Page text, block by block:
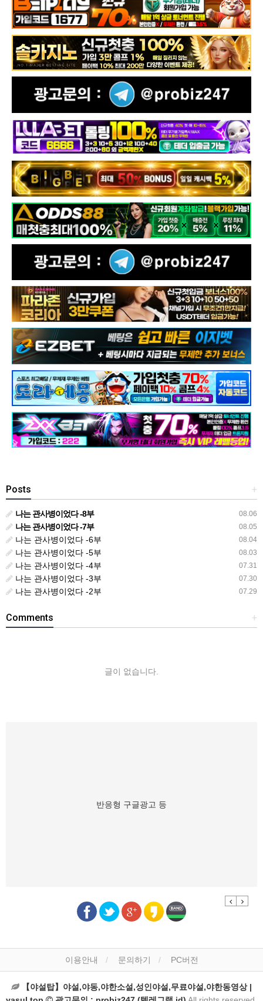
+
Posts
08.06
나는 관사병이었다 -8부
08.05
나는 관사병이었다 -7부
08.04
나는 관사병이었다 -6부
08.03
나는 관사병이었다 -5부
07.31
나는 관사병이었다 -4부
07.30
나는 관사병이었다 -3부
07.29
나는 관사병이었다 -2부
+
Comments
글이 없습니다.
반응형 구글광고 등
Previous
Next
이용안내 문의하기 PC버전
【야설탑】야설,야동,야한소설,성인야설,무료야설,야한동영상 |